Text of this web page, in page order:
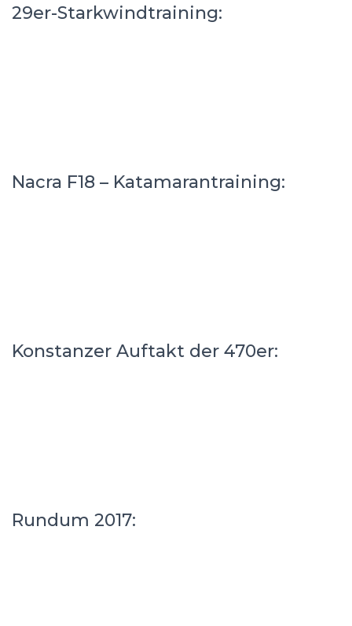
29er-Starkwindtraining:
Nacra F18 – Katamarantraining:
Konstanzer Auftakt der 470er:
Rundum 2017: